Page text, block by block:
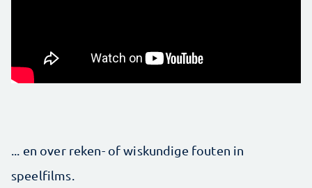
... en over reken- of wiskundige fouten in
speelfilms.